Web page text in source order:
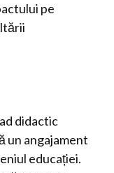
pe
didactic
un angajament
educației.